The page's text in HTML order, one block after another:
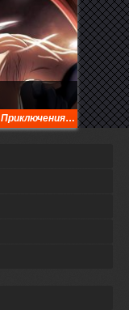
Приключения/